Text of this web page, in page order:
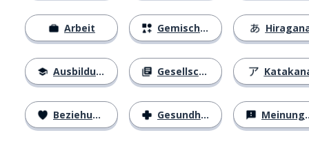
Arbeit
Ausbildung
Beziehungen
Gemischtes
Gesellschaft
Gesundheit Meinungen